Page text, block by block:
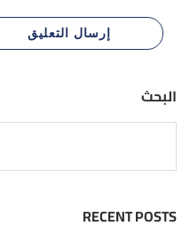
البحث
RECENT POSTS